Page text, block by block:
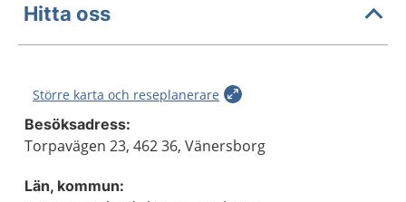
Hitta oss
Större karta och reseplanerare
Besöksadress:
Torpavägen 23, 462 36, Vänersborg
Län, kommun: